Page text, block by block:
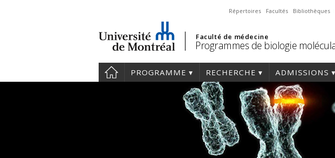
Répertoires Facultés Bibliothèques
Faculté de médecine
Programmes de biologie
PROGRAMME RECHERCHE ADMISSIONS